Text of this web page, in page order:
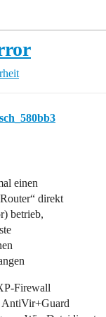
einen
direkt
betrieb,
Firewall
AntiVir+Guard